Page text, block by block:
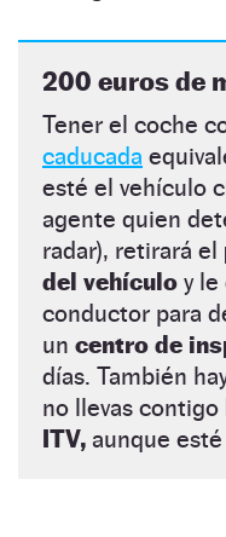
200 euros de
Tener el coche
caducada
esté el vehículo
agente quien
radar), retirará el
del vehículo y le
conductor para
un centro de
días. También
no llevas contigo
ITV, aunque